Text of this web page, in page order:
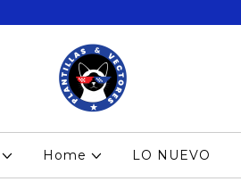
Home LO NUEVO